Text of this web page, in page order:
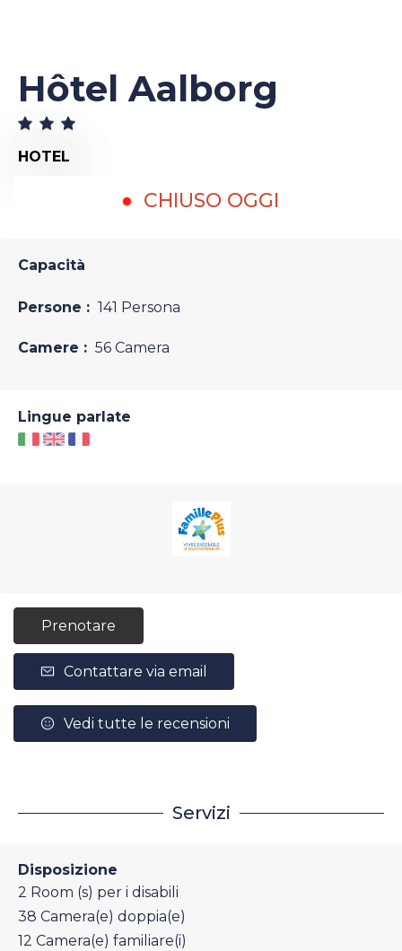
Hôtel Aalborg
HOTEL
CHIUSO OGGI
Capacità
Persone : 141 Persona
Camere : 56 Camera
Lingue parlate
Prenotare
Contattare via email
Vedi tutte le recensioni
Servizi
Disposizione
2 Room (s) per i disabili
38 Camera(e) doppia(e)
12 Camera(e) familiare(i)